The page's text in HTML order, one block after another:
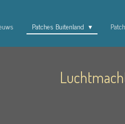
Patches Buitenland